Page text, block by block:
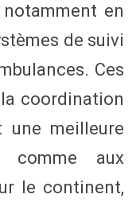
en
de suivi
Ces
coordination
meilleure
comme aux
le continent,